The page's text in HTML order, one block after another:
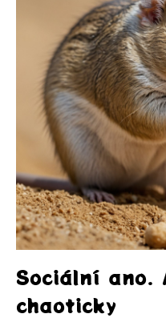
Sociální ano.
chaoticky